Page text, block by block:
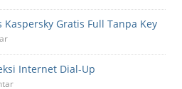
Gratis Full Tanpa Key
Internet Dial-Up